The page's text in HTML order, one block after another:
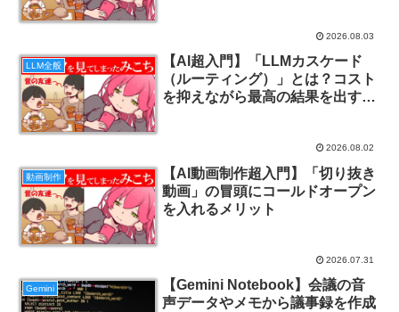
2026.08.03
LLM全般
【AI超入門】「LLMカスケード
（ルーティング）」とは？コスト
を抑えながら最高の結果を出すコ
2026.08.02
動画制作
【AI動画制作超入門】「切り抜き
動画」の冒頭にコールドオープン
を入れるメリット
2026.07.31
Gemini
【Gemini Notebook】会議の音
声データやメモから議事録を作成